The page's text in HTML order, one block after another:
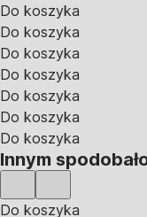
Do koszyka
Do koszyka
Do koszyka
Do koszyka
Do koszyka
Do koszyka
Do koszyka
Innym
Do koszyka